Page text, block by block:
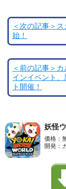
＜次の記事＞
始！
＜前の記事＞
インイベント
ト開催！
妖怪
価格：
開発：